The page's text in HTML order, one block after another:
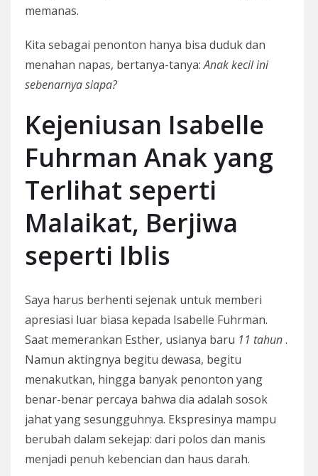
memanas.
Kita sebagai penonton hanya bisa duduk dan
menahan napas, bertanya-tanya:Anak kecil ini
sebenarnya siapa?
Kejeniusan Isabelle
Fuhrman Anak yang
Terlihat seperti
Malaikat, Berjiwa
seperti Iblis
Saya harus berhenti sejenak untuk memberi
apresiasi luar biasa kepada Isabelle Fuhrman.
Saat memerankan Esther, usianya baru 11 tahun.
Namun aktingnya begitu dewasa, begitu
menakutkan, hingga banyak penonton yang
benar-benar percaya bahwa dia adalah sosok
jahat yang sesungguhnya. Ekspresinya mampu
berubah dalam sekejap: dari polos dan manis
menjadi penuh kebencian dan haus darah.